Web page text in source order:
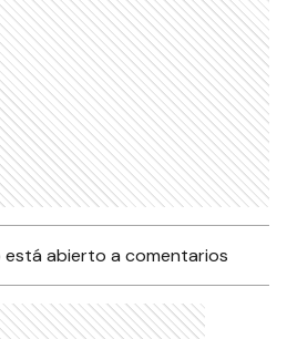
abierto a comentarios